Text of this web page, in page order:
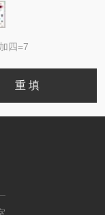
四=7